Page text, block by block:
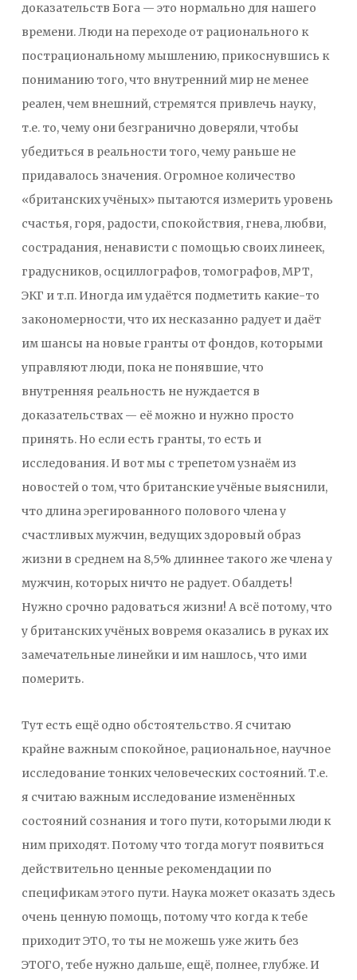
доказательств Бога — это нормально для нашего
времени. Люди на переходе от рационального к
пострациональному мышлению, прикоснувшись к
пониманию того, что внутренний мир не менее
реален, чем внешний, стремятся привлечь науку,
т.е. то, чему они безгранично доверяли, чтобы
убедиться в реальности того, чему раньше не
придавалось значения. Огромное количество
«британских учёных» пытаются измерить уровень
счастья, горя, радости, спокойствия, гнева, любви,
сострадания, ненависти с помощью своих линеек,
градусников, осциллографов, томографов, МРТ,
ЭКГ и т.п. Иногда им удаётся подметить какие-то
закономерности, что их несказанно радует и даёт
им шансы на новые гранты от фондов, которыми
управляют люди, пока не понявшие, что
внутренняя реальность не нуждается в
доказательствах — её можно и нужно просто
принять. Но если есть гранты, то есть и
исследования. И вот мы с трепетом узнаём из
новостей о том, что британские учёные выяснили,
что длина эрегированного полового члена у
счастливых мужчин, ведущих здоровый образ
жизни в среднем на 8,5% длиннее такого же члена у
мужчин, которых ничто не радует. Обалдеть!
Нужно срочно радоваться жизни! А всё потому, что
у британских учёных вовремя оказались в руках их
замечательные линейки и им нашлось, что ими
померить.
Тут есть ещё одно обстоятельство. Я считаю
крайне важным спокойное, рациональное, научное
исследование тонких человеческих состояний. Т.е.
я считаю важным исследование изменённых
состояний сознания и того пути, которыми люди к
ним приходят. Потому что тогда могут появиться
действительно ценные рекомендации по
спецификам этого пути. Наука может оказать здесь
очень ценную помощь, потому что когда к тебе
приходит ЭТО, то ты не можешь уже жить без
ЭТОГО, тебе нужно дальше, ещё, полнее, глубже. И